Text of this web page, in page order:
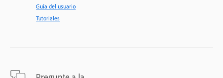
Guía del usuario
Tutoriales